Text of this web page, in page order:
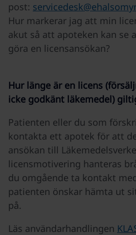
post:
Hur markerar jag att min
akut så att apoteken kan se
göra en licensansökan?
Hur länge är en licens
icke godkänt läkemedel)
Patienten eller du som
kontakta ett apotek för att
ansökan till
licensmotivering hanteras
du omgående ta kontakt
patienten önskar hämta ut
på.
Läs användarhandlingen